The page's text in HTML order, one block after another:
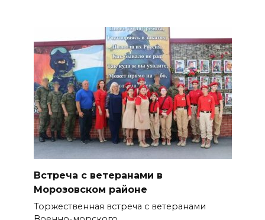
Встреча с ветеранами в
Морозовском районе
Торжественная встреча с ветеранами